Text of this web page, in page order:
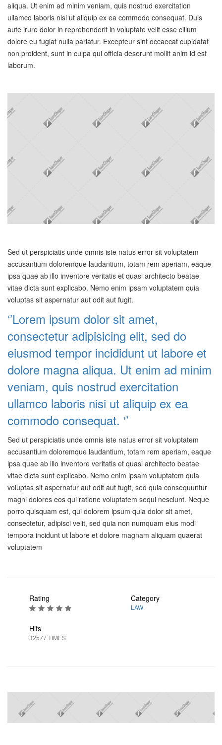
aliqua. Ut enim ad minim veniam, quis nostrud exercitation
ullamco laboris nisi ut aliquip ex ea commodo consequat. Duis
aute irure dolor in reprehenderit in voluptate velit esse cillum
dolore eu fugiat nulla pariatur. Excepteur sint occaecat cupidatat
non proident, sunt in culpa qui officia deserunt mollit anim id est
laborum.
Sed ut perspiciatis unde omnis iste natus error sit voluptatem
accusantium doloremque laudantium, totam rem aperiam, eaque
ipsa quae ab illo inventore veritatis et quasi architecto beatae
vitae dicta sunt explicabo. Nemo enim ipsam voluptatem quia
voluptas sit aspernatur aut odit aut fugit.
‘’Lorem ipsum dolor sit amet,
consectetur adipisicing elit, sed do
eiusmod tempor incididunt ut labore et
dolore magna aliqua. Ut enim ad minim
veniam, quis nostrud exercitation
ullamco laboris nisi ut aliquip ex ea
commodo consequat. ‘’
Sed ut perspiciatis unde omnis iste natus error sit voluptatem
accusantium doloremque laudantium, totam rem aperiam, eaque
ipsa quae ab illo inventore veritatis et quasi architecto beatae
vitae dicta sunt explicabo. Nemo enim ipsam voluptatem quia
voluptas sit aspernatur aut odit aut fugit, sed quia consequuntur
magni dolores eos qui ratione voluptatem sequi nesciunt. Neque
porro quisquam est, qui dolorem ipsum quia dolor sit amet,
consectetur, adipisci velit, sed quia non numquam eius modi
tempora incidunt ut labore et dolore magnam aliquam quaerat
voluptatem
Rating Category
LAW
Hits
32577 TIMES